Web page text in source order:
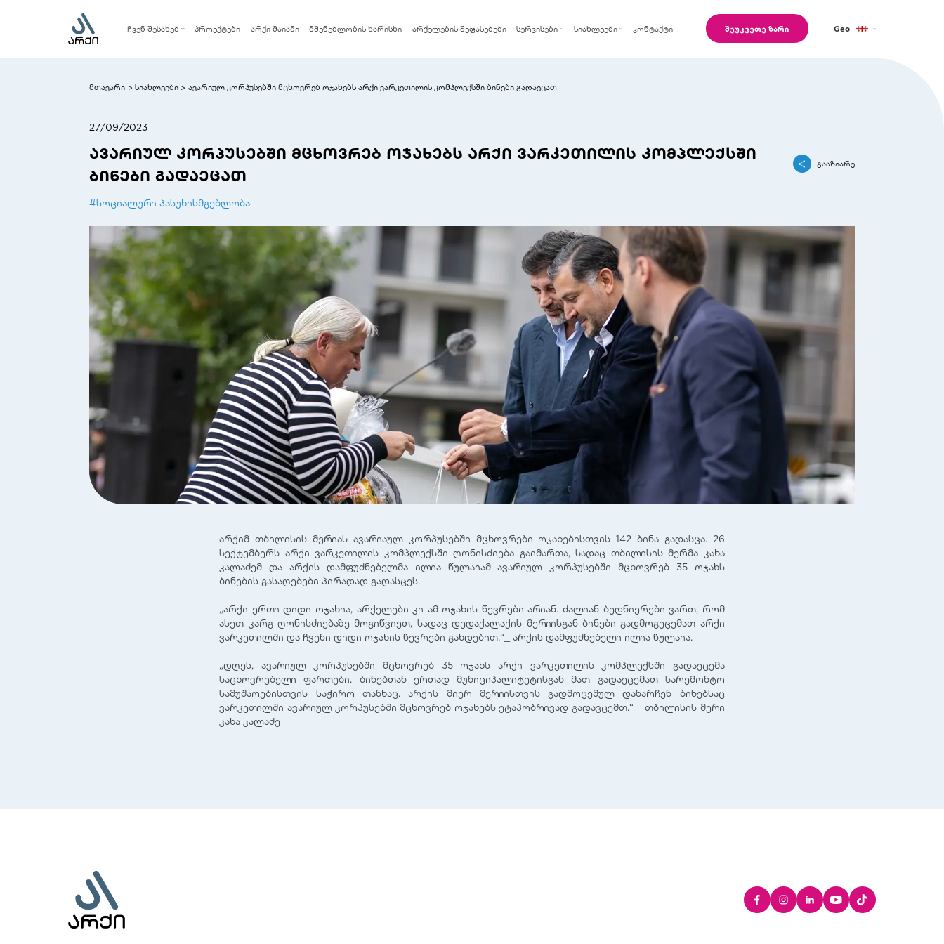
ჩვენ შესახებ
სოციალური პასუხისმგებლობა
პროექტები არქი მაიამი მშენებლობის ხარისხი არქელების შეფასებები სერვისები
არქი რენთი
სიახლეები კონტაქტი შეუკვეთე ზარი Geo
მთავარი > სიახლეები > ავარიულ კორპუსებში მცხოვრებ ოჯახებს არქი ვარკეთილის კომპლექსში ბინები გადაეცათ
27/09/2023
ავარიულ კორპუსებში მცხოვრებ ოჯახებს არქი ვარკეთილის კომპლექსში
ბინები გადაეცათ
გააზიარე
#სოციალური პასუხისმგებლობა
არქიმ თბილისის მერიას ავარიაულ კორპუსებში მცხოვრები ოჯახებისთვის 142 ბინა გადასცა. 26
სექტემბერს არქი ვარკეთილის კომპლექსში ღონისძიება გაიმართა, სადაც თბილისის მერმა კახა
კალაძემ და არქის დამფუძნებელმა ილია წულაიამ ავარიულ კორპუსებში მცხოვრებ 35 ოჯახს
ბინების გასაღებები პირადად გადასცეს.
„არქი ერთი დიდი ოჯახია, არქელები კი ამ ოჯახის წევრები არიან. ძალიან ბედნიერები ვართ, რომ
ასეთ კარგ ღონისძიებაზე მოგიწვიეთ, სადაც დედაქალაქის მერიისგან ბინები გადმოგეცემათ არქი
ვარკეთილში და ჩვენი დიდი ოჯახის წევრები გახდებით.“_ არქის დამფუძნებელი ილია წულაია.
„დღეს, ავარიულ კორპუსებში მცხოვრებ 35 ოჯახს არქი ვარკეთილის კომპლექსში გადაეცემა
საცხოვრებელი ფართები. ბინებთან ერთად მუნიციპალიტეტისგან მათ გადაეცემათ სარემონტო
სამუშაოებისთვის საჭირო თანხაც. არქის მიერ მერიისთვის გადმოცემულ დანარჩენ ბინებსაც
ვარკეთილში ავარიულ კორპუსებში მცხოვრებ ოჯახებს ეტაპობრივად გადავცემთ.“ _ თბილისის მერი
კახა კალაძე